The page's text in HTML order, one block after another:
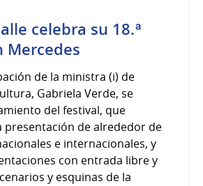
celebra su 18.ª
Mercedes
de la ministra (i) de
Gabriela Verde, se
del festival, que
presentación de alrededor de
e internacionales, y
con entrada libre y
y esquinas de la